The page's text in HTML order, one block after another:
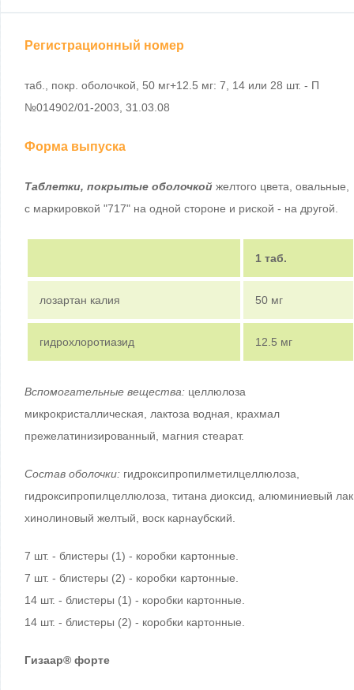
Регистрационный номер
таб., покр. оболочкой, 50 мг+12.5 мг: 7, 14 или 28 шт. - П
№014902/01-2003, 31.03.08
Форма выпуска
Таблетки, покрытые оболочкой желтого цвета, овальные,
с маркировкой "717" на одной стороне и риской - на другой.
1 таб.
лозартан калия 50 мг
гидрохлоротиазид 12.5 мг
Вспомогательные вещества: целлюлоза
микрокристаллическая, лактоза водная, крахмал
прежелатинизированный, магния стеарат.
Состав оболочки: гидроксипропилметилцеллюлоза,
гидроксипропилцеллюлоза, титана диоксид, алюминиевый лак
хинолиновый желтый, воск карнаубский.
7 шт. - блистеры (1) - коробки картонные.
7 шт. - блистеры (2) - коробки картонные.
14 шт. - блистеры (1) - коробки картонные.
14 шт. - блистеры (2) - коробки картонные.
Гизаар® форте